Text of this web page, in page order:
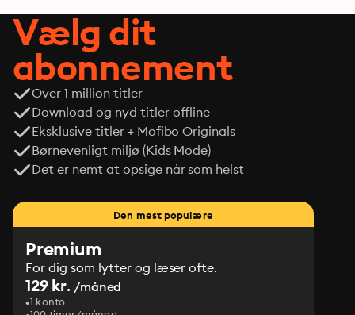
Vælg dit
abonnement
Over 1 million titler
Download og nyd titler offline
Eksklusive titler + Mofibo Originals
Børnevenligt miljø (Kids Mode)
Det er nemt at opsige når som helst
Den mest populære
Premium
For dig som lytter og læser ofte.
129 kr. /måned
1 konto